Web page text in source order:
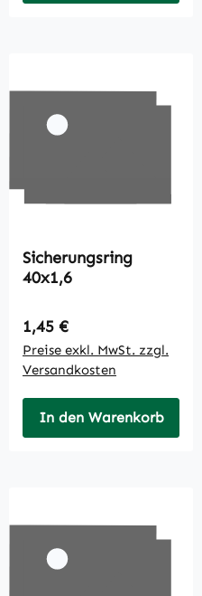
Sicherungsring
40x1,6
Regulärer Preis:
1,45 €
Preise exkl. MwSt. zzgl.
Versandkosten
In den Warenkorb